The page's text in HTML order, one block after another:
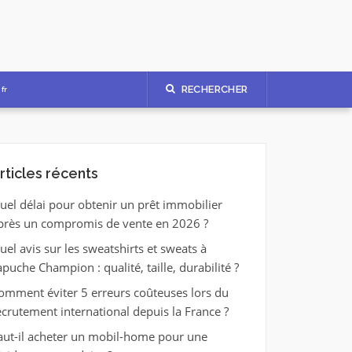
RECHERCHER
récents
délai pour obtenir un prêt immobilier
un compromis de vente en 2026 ?
avis sur les sweatshirts et sweats à
Champion : qualité, taille, durabilité ?
éviter 5 erreurs coûteuses lors du
international depuis la France ?
il acheter un mobil-home pour une